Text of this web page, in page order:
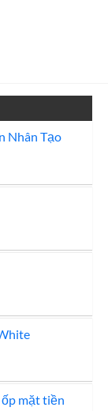
Nhân Tạo
mặt tiền